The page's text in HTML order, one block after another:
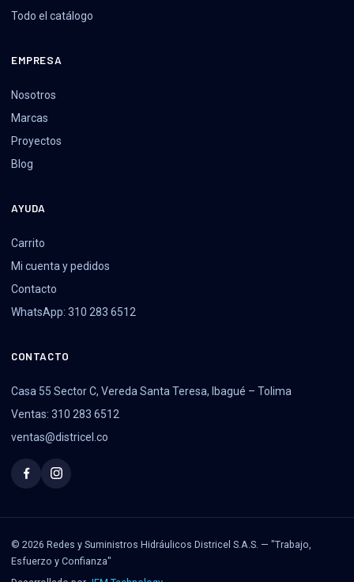
Todo el catálogo
EMPRESA
Nosotros
Marcas
Proyectos
Blog
AYUDA
Carrito
Mi cuenta y pedidos
Contacto
WhatsApp: 310 283 6512
CONTACTO
Casa 55 Sector C, Vereda Santa Teresa, Ibagué – Tolima
Ventas: 310 283 6512
ventas@districel.co
© 2026 Redes y Suministros Hidráulicos Districel S.A.S. — "Trabajo,
Esfuerzo y Confianza"